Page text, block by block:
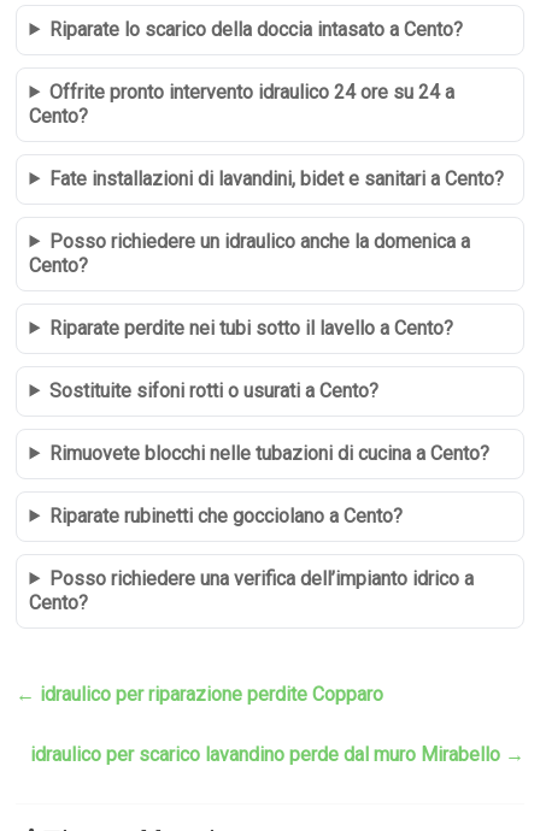
Riparate lo scarico della doccia intasato a Cento?
Offrite pronto intervento idraulico 24 ore su 24 a
Cento?
Fate installazioni di lavandini, bidet e sanitari a Cento?
Posso richiedere un idraulico anche la domenica a
Cento?
Riparate perdite nei tubi sotto il lavello a Cento?
Sostituite sifoni rotti o usurati a Cento?
Rimuovete blocchi nelle tubazioni di cucina a Cento?
Riparate rubinetti che gocciolano a Cento?
Posso richiedere una verifica dell’impianto idrico a
Cento?
← idraulico per riparazione perdite Copparo
idraulico per scarico lavandino perde dal muro Mirabello →